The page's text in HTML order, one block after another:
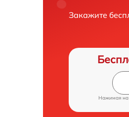
Закажите
Нажимая на